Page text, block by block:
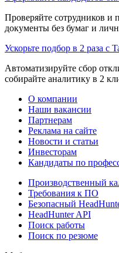
Проверяйте сотрудников и
документы без бумаг и
Ускорьте подбор в 2 раза с
Автоматизируйте сбор
собирайте аналитику в 2
О компании
Наши вакансии
Партнерам
Реклама на сайте
Новости и статьи
Инвесторам
Кандидаты по
Производственный
Требования к ПО
Безопасный
HeadHunter API
Поиск работы
Поиск по резюме